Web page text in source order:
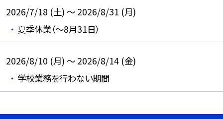
2026/7/18 (土) ～ 2026/8/31 (月)
夏季休業（～8月31日）
2026/8/10 (月) ～ 2026/8/14 (金)
学校業務を行わない期間